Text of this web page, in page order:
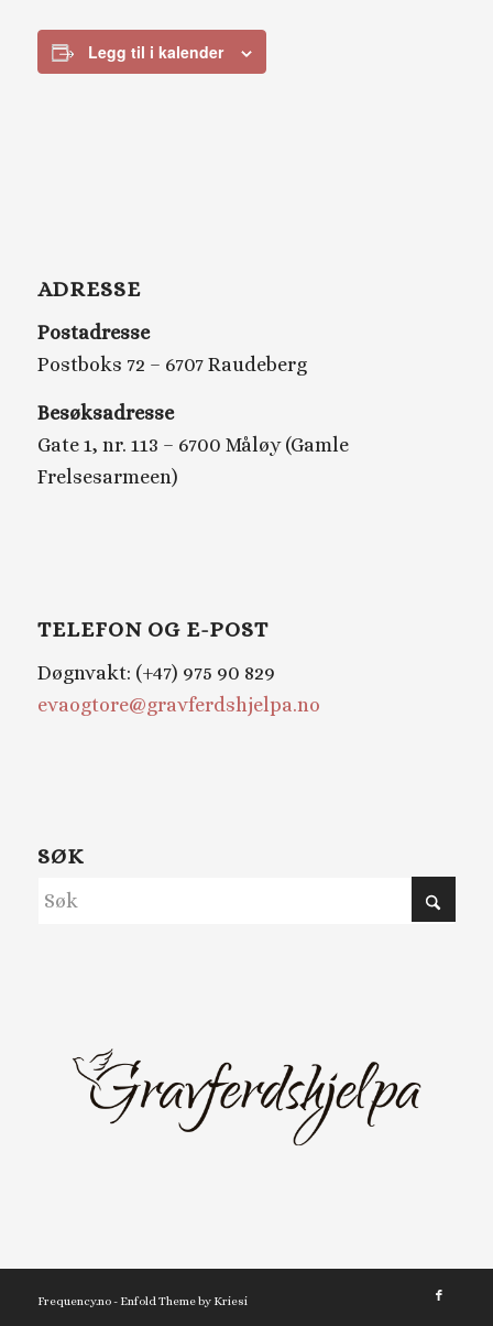
Legg til i kalender
ADRESSE
Postadresse
Postboks 72 – 6707 Raudeberg
Besøksadresse
Gate 1, nr. 113 – 6700 Måløy (Gamle
Frelsesarmeen)
TELEFON OG E-POST
Døgnvakt: (+47) 975 90 829
evaogtore@gravferdshjelpa.no
SØK
Frequency.no - Enfold Theme by Kriesi